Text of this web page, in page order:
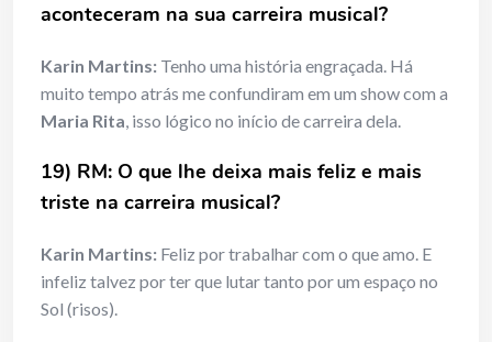
aconteceram na sua carreira musical?
Karin Martins: Tenho uma história engraçada. Há
muito tempo atrás me confundiram em um show com a
Maria Rita, isso lógico no início de carreira dela.
19) RM: O que lhe deixa mais feliz e mais
triste na carreira musical?
Karin Martins: Feliz por trabalhar com o que amo. E
infeliz talvez por ter que lutar tanto por um espaço no
Sol (risos).